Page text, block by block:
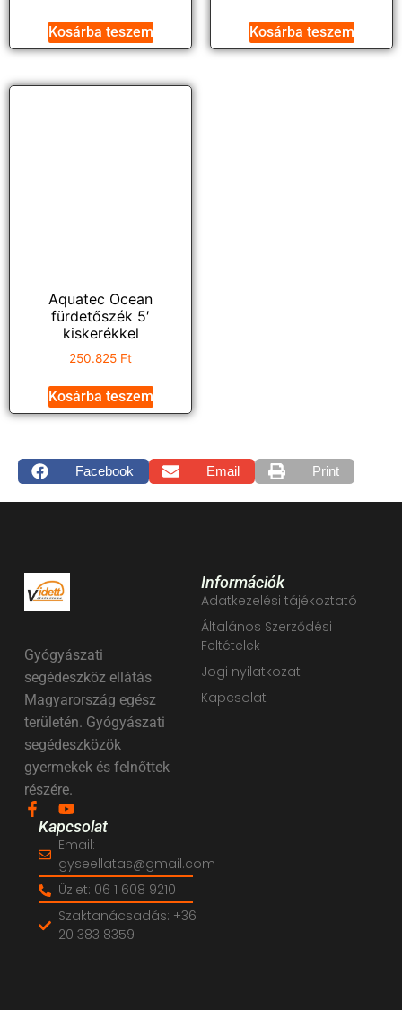
Kosárba teszem Kosárba teszem
Aquatec Ocean
fürdetőszék 5′
kiskerékkel
250.825 Ft
Kosárba teszem
Facebook Email Print
Gyógyászati
segédeszköz ellátás
Magyarország egész
területén. Gyógyászati
segédeszközök
gyermekek és felnőttek
részére.
Információk
Adatkezelési tájékoztató
Általános Szerződési
Feltételek
Jogi nyilatkozat
Kapcsolat
Kapcsolat
Email:
gyseellatas@gmail.com
Üzlet: 06 1 608 9210
Szaktanácsadás: +36
20 383 8359